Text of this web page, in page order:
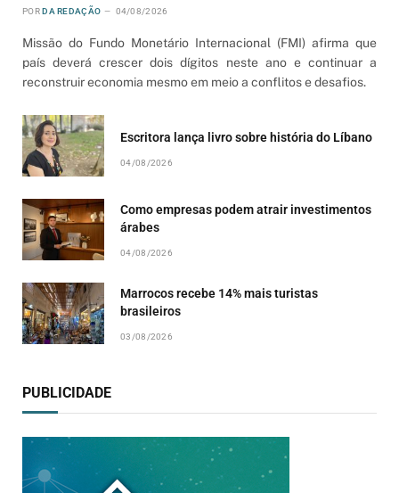
POR DA REDAÇÃO 04/08/2026
Missão do Fundo Monetário Internacional (FMI) afirma que
país deverá crescer dois dígitos neste ano e continuar a
reconstruir economia mesmo em meio a conflitos e desafios.
Escritora lança livro sobre história do Líbano
04/08/2026
Como empresas podem atrair investimentos
árabes
04/08/2026
Marrocos recebe 14% mais turistas
brasileiros
03/08/2026
PUBLICIDADE